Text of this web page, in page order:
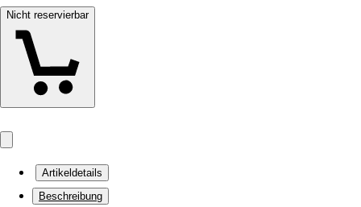
Nicht reservierbar
Artikeldetails
Beschreibung